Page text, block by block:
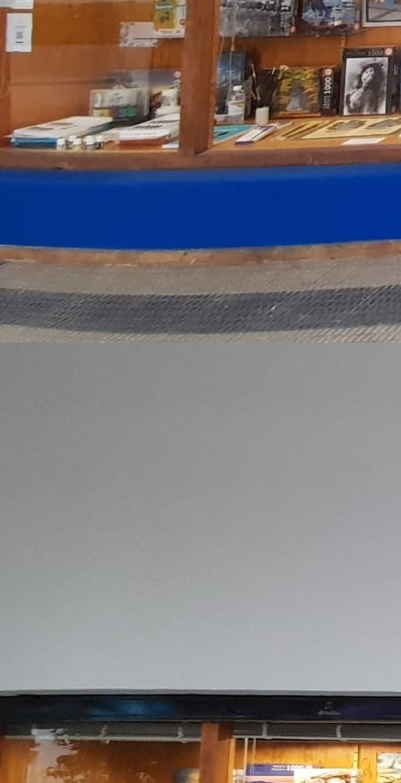
Catedral de Pamplona 3. Varias medidas